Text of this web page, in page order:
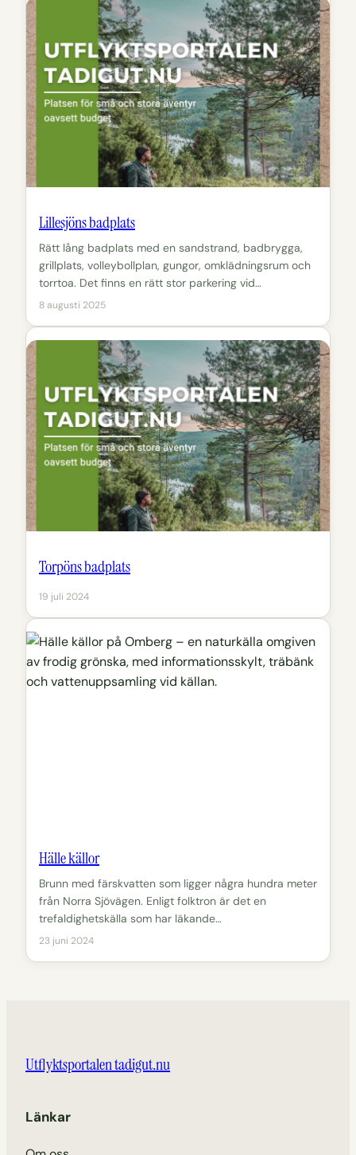
Lillesjöns badplats
Rätt lång badplats med en sandstrand, badbrygga,
grillplats, volleybollplan, gungor, omklädningsrum och
torrtoa. Det finns en rätt stor parkering vid…
8 augusti 2025
Torpöns badplats
19 juli 2024
Hälle källor
Brunn med färskvatten som ligger några hundra meter
från Norra Sjövägen. Enligt folktron är det en
trefaldighetskälla som har läkande…
23 juni 2024
Utflyktsportalen tadigut.nu
Länkar